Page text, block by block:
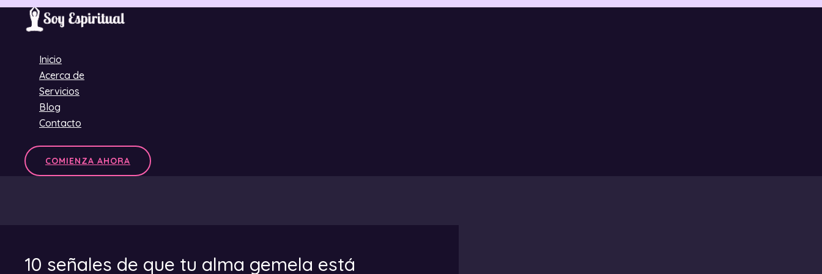
Ir
Inicio
Acerca de
Servicios
Blog
Contacto
COMIENZA AHORA
10 señales de que tu alma gemela está